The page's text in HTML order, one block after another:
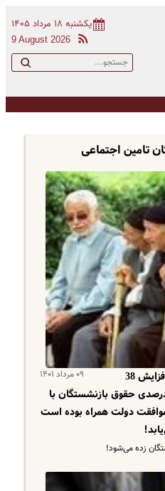
یکشنبه ۱۸ مرداد ۱۴۰۵
9 August 2026
تامین اجتماعی
۰۹ مرداد ۱۴۰۱
افزایش 38
حقوق بازنشستگان با
دولت همراه بوده است
زده می‌شود!